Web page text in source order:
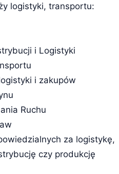
logistyki, transportu:
i Logistyki
i zakupów
Ruchu
za logistykę,
czy produkcję